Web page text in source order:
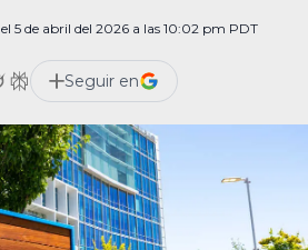
el 5 de abril del 2026 a las 10:02 pm PDT
Seguir en